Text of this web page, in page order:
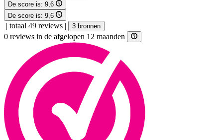
De score is: 9,6
De score is: 9,6
| totaal 49 reviews | 3 bronnen
0 reviews in de afgelopen 12 maanden